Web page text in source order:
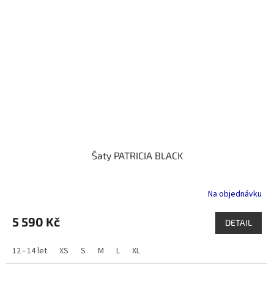
Šaty PATRICIA BLACK
Na objednávku
5 590 Kč DETAIL
12 - 14 let XS S M L XL